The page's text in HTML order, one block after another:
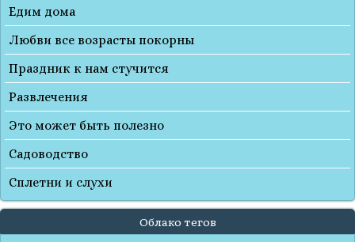
Едим дома
Любви все возрасты покорны
Праздник к нам стучится
Развлечения
Это может быть полезно
Садоводство
Сплетни и слухи
Облако тегов